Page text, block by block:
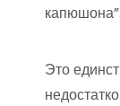
капюшона”.
Это